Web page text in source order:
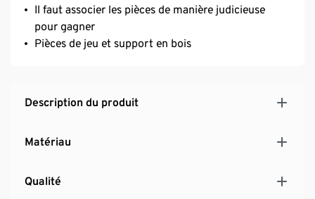
Il faut associer les pièces de manière judicieuse
pour gagner
Pièces de jeu et support en bois
Description du produit
Matériau
Qualité